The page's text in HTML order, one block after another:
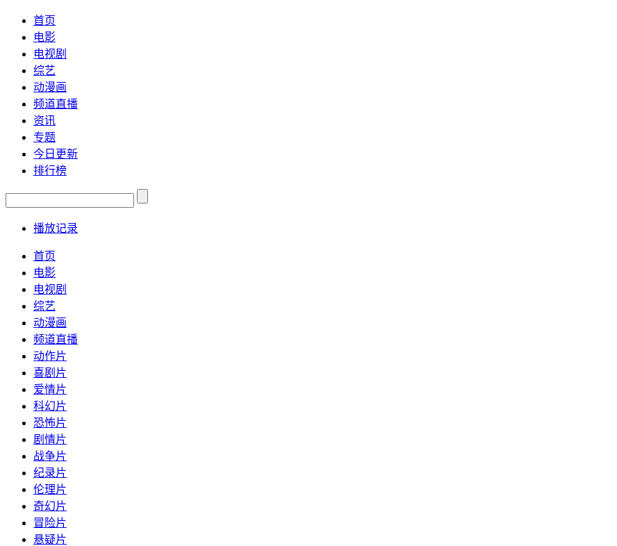
首页
电影
电视剧
综艺
动漫画
频道直播
资讯
专题
今日更新
排行榜
播放记录
首页
电影
电视剧
综艺
动漫画
频道直播
动作片
喜剧片
爱情片
科幻片
恐怖片
剧情片
战争片
纪录片
伦理片
奇幻片
冒险片
悬疑片